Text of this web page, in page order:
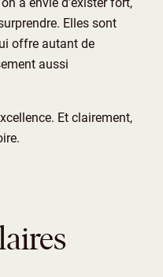
Elles sont
offre autant de
aussi
Et clairement,